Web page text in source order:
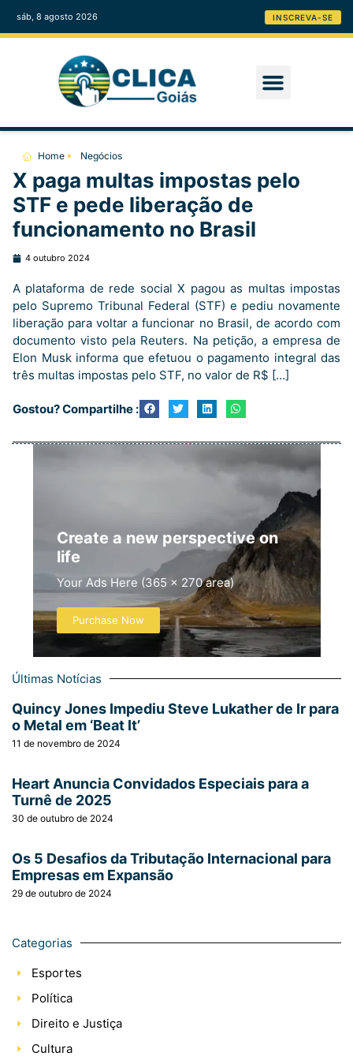
sáb, 8 agosto 2026 INSCREVA-SE
Home Negócios
X paga multas impostas pelo
STF e pede liberação de
funcionamento no Brasil
4 outubro 2024
A plataforma de rede social X pagou as multas impostas
pelo Supremo Tribunal Federal (STF) e pediu novamente
liberação para voltar a funcionar no Brasil, de acordo com
documento visto pela Reuters. Na petição, a empresa de
Elon Musk informa que efetuou o pagamento integral das
três multas impostas pelo STF, no valor de R$ […]
Gostou? Compartilhe :
Create a new perspective on
life
Your Ads Here (365 x 270 area)
Purchase Now
Últimas Notícias
Quincy Jones Impediu Steve Lukather de Ir para
o Metal em ‘Beat It’
11 de novembro de 2024
Heart Anuncia Convidados Especiais para a
Turnê de 2025
30 de outubro de 2024
Os 5 Desafios da Tributação Internacional para
Empresas em Expansão
29 de outubro de 2024
Categorias
Esportes
Política
Direito e Justiça
Cultura